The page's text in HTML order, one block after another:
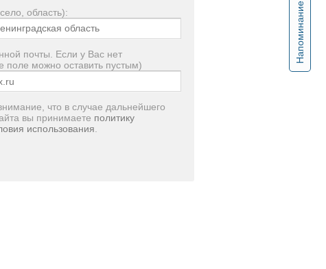
Напоминание
область):
почты. Если у Вас нет
поле можно оставить пустым)
что в случае дальнейшего
вы принимаете политику
использования